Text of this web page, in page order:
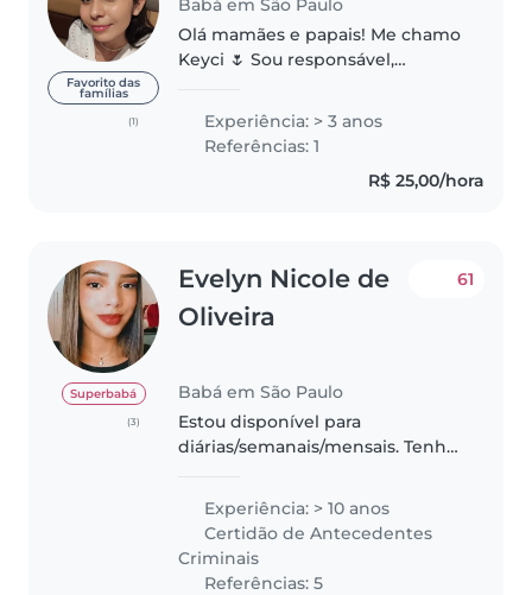
Favorito das
famílias
(1)
Babá em São Paulo
Olá mamães e papais! Me chamo
Keyci 🌷 Sou responsável,
ter bastante energia para
acompanhar o ritmo dos
pequenos. (Sou a tia legal) Para
Experiência: > 3 anos
Referências: 1
R$ 25,00/hora
Superbabá
(3)
Evelyn Nicole de
Oliveira
Babá em São Paulo
61
Estou disponível para
diárias/semanais/mensais. Tenho
enfermagem do 7º semestre,
possuo curso de primeiros
socorros, não tenho filhos,
trabalho como babá..
Experiência: > 10 anos
Certidão de Antecedentes
Criminais
Referências: 5